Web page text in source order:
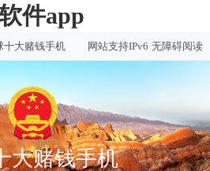
件app
十大赌钱手机 网站支持IPv6 无障碍阅读
大赌钱手机